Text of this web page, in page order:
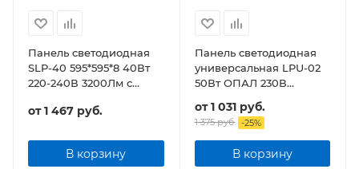
Панель светодиодная
SLP-40 595*595*8 40Вт
220-240В 3200Лм с
от1 467 руб.
В корзину
Панель светодиодная
универсальная LPU-02
50Вт ОПАЛ 230В
IP40
от1 031 руб.
1 375 руб. -25%
В корзину